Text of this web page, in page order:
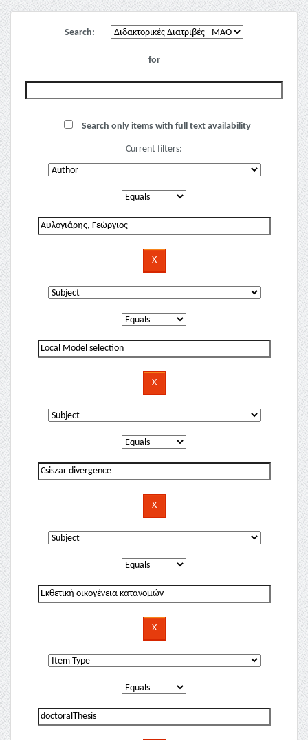
Search:
for
Search only items with full text availability
Current filters: